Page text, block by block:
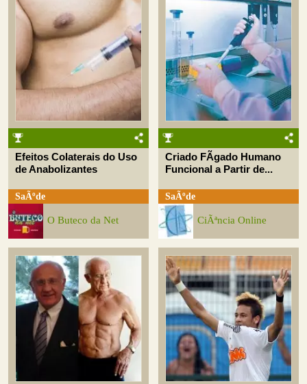
Efeitos Colaterais do Uso
de Anabolizantes
SaÃºde
O Buteco da Net
Criado FÃ­gado Humano
Funcional a Partir de...
SaÃºde
CiÃªncia Online